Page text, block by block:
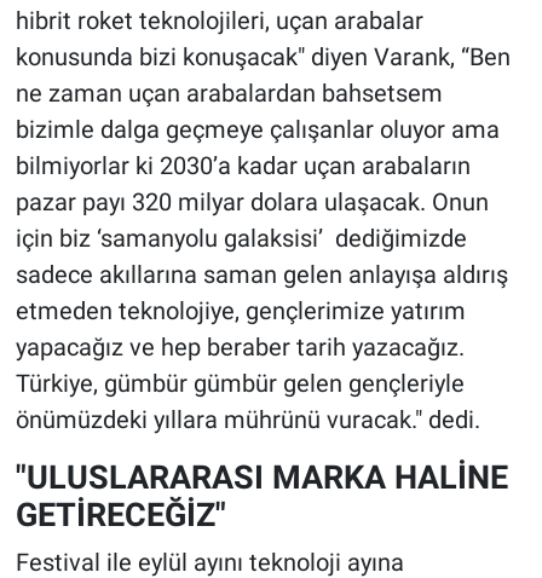
hibrit roket teknolojileri, uçan arabalar
konusunda bizi konuşacak" diyen Varank, “Ben
ne zaman uçan arabalardan bahsetsem
bizimle dalga geçmeye çalışanlar oluyor ama
bilmiyorlar ki 2030’a kadar uçan arabaların
pazar payı 320 milyar dolara ulaşacak. Onun
için biz ‘samanyolu galaksisi’ dediğimizde
sadece akıllarına saman gelen anlayışa aldırış
etmeden teknolojiye, gençlerimize yatırım
yapacağız ve hep beraber tarih yazacağız.
Türkiye, gümbür gümbür gelen gençleriyle
önümüzdeki yıllara mührünü vuracak." dedi.
"ULUSLARARASI MARKA HALİNE
GETİRECEĞİZ"
Festival ile eylül ayını teknoloji ayına